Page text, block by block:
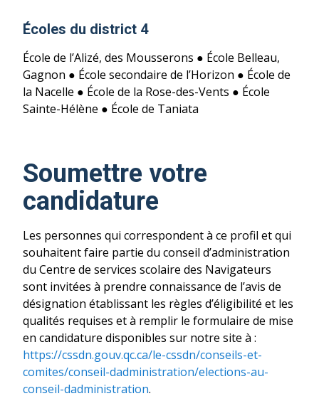
Écoles du district 4
École de l’Alizé, des Mousserons ● École Belleau,
Gagnon ● École secondaire de l’Horizon ● École de
la Nacelle ● École de la Rose-des-Vents ● École
Sainte-Hélène ● École de Taniata
Soumettre votre
candidature
Les personnes qui correspondent à ce profil et qui
souhaitent faire partie du conseil d’administration
du Centre de services scolaire des Navigateurs
sont invitées à prendre connaissance de l’avis de
désignation établissant les règles d’éligibilité et les
qualités requises et à remplir le formulaire de mise
en candidature disponibles sur notre site à :
https://cssdn.gouv.qc.ca/le-cssdn/conseils-et-
comites/conseil-dadministration/elections-au-
conseil-dadministration.